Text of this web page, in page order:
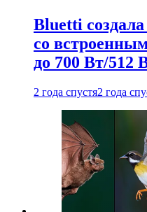
Bluetti
со
до 700 Вт/512
2 года спустя2 года